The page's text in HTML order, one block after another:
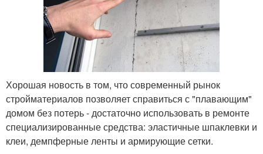
Хорошая новость в том, что современный рынок
стройматериалов позволяет справиться с "плавающим"
домом без потерь - достаточно использовать в ремонте
специализированные средства: эластичные шпаклевки и
клеи, демпферные ленты и армирующие сетки.